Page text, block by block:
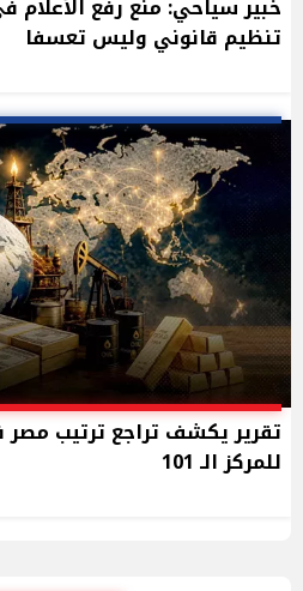
تنظيم قانوني وليس تعسفا
تقرير يكشف تراجع ترتيب
للمركز الـ 101